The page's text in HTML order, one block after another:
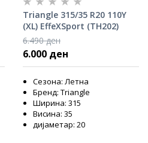
Triangle 315/35 R20 110Y
(XL) EffeXSport (TH202)
6.490 ден
6.000 ден
Сезона: Летна
Бренд: Triangle
Ширина: 315
Висина: 35
дијаметар: 20